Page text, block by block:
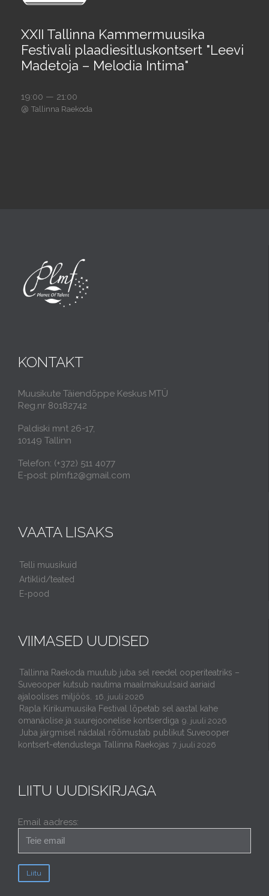
XXII Tallinna Kammermuusika
Festivali plaadiesitluskontsert "Leevi
Madetoja – Melodia Intima"
19:00 — 21:00
@ Tallinna Raekoda
KONTAKT
Muusikute Täiendõppe Keskus MTÜ
Reg.nr 80182742
Paldiski mnt 26-17,
10149 Tallinn
Telefon: (+372) 511 4077
E-post: plmf12@gmail.com
VAATA LISAKS
Telli muusikuid
Artiklid/teated
E-pood
VIIMASED UUDISED
Tallinna Raekoda muutub juba sel reedel ooperiteatriks –
Suveooper kutsub nautima maailmakuulsaid aariaid
ajaloolises miljöös.
16. juuli 2026
Rapla Kirikumuusika Festival lõpetab sel aastal kahe
omanäolise ja suurejoonelise kontserdiga 9. juuli 2026
Juba järgmisel nädalal rõõmustab publikut Suveooper
kontsert-etendustega Tallinna Raekojas 7. juuli 2026
LIITU UUDISKIRJAGA
Email aadress: